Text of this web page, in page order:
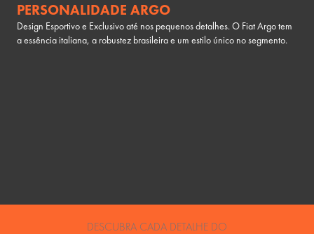
PERSONALIDADE ARGO
Design Esportivo e Exclusivo até nos pequenos detalhes. O Fiat Argo tem
a essência italiana, a robustez brasileira e um estilo único no segmento.
DESCUBRA CADA DETALHE DO